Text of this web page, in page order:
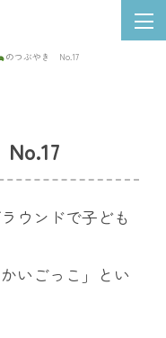
のつぶやき No.17
ウンドで子ども
いごっこ」とい